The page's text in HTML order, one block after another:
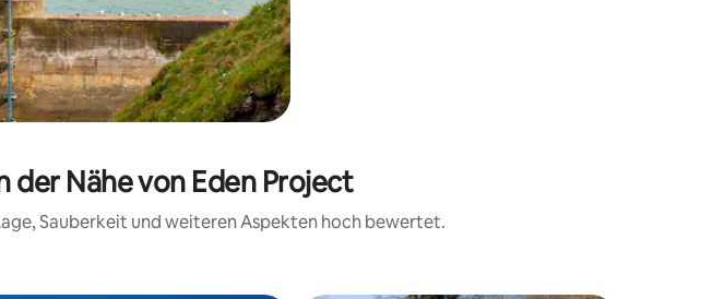
Nähe von Eden Project
Sauberkeit und weiteren Aspekten hoch bewertet.